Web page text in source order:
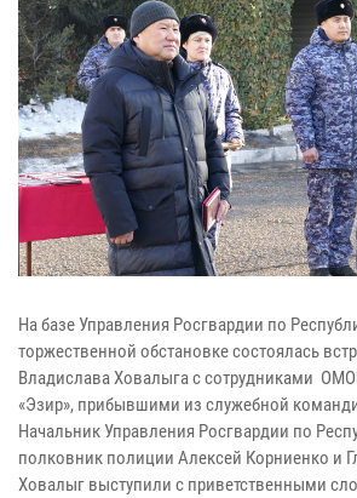
На базе Управления Росгвардии по
торжественной обстановке состоялась
Владислава Ховалыга с сотрудниками
«Эзир», прибывшими из служебной
Начальник Управления Росгвардии по
полковник полиции Алексей Корниенко и
Ховалыг выступили с приветственными